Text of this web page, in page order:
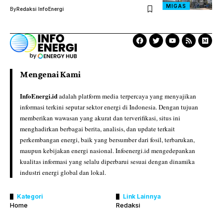
MIGAS
ByRedaksi InfoEnergi
Mengenai Kami
InfoEnergi.idadalah platform media terpercaya yang menyajikan
informasi terkini seputar sektor energi di Indonesia. Dengan tujuan
memberikan wawasan yang akurat dan terverifikasi, situs ini
menghadirkan berbagai berita, analisis, dan update terkait
perkembangan energi, baik yang bersumber dari fosil, terbarukan,
maupun kebijakan energi nasional. Infoenergi.id mengedepankan
kualitas informasi yang selalu diperbarui sesuai dengan dinamika
industri energi global dan lokal.
Kategori
Home
Link Lainnya
Redaksi